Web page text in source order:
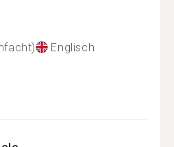
Englisch